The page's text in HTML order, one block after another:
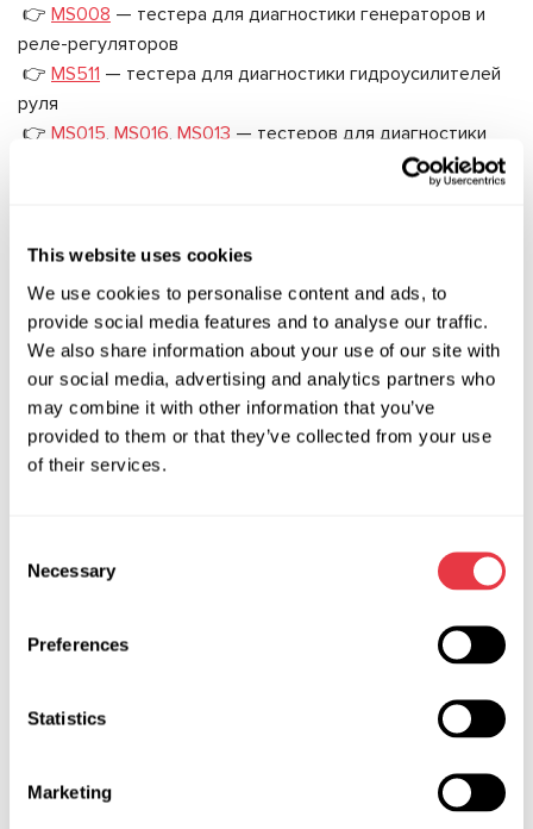
This website uses cookies
We use cookies to personalise content and ads, to
provide social media features and to analyse our traffic.
We also share information about your use of our site with
our social media, advertising and analytics partners who
may combine it with other information that you’ve
provided to them or that they’ve collected from your use
of their services.
Selection
Necessary
Preferences
Statistics
Marketing
👉 MS008 — тестера для диагностики генераторов и
реле-регуляторов
👉 MS511 — тестера для диагностики гидроусилителей
руля
👉 MS015, MS016, MS013 — тестеров для диагностики
— тестера для диагностики электромагнитных
Мы всегда открыты для общения, поэтому приходите:
✔️ Познакомиться с нашим оборудованием
✔️ Открыть для себя новые направления диагностики и
ремонта
✔️ Поговорить о развитии и возможностях
С уважением, команда MSG Equipment!
АКТУАЛЬНЫЕ НОВОСТИ
ВЫСТАВКИ
07.05.2026